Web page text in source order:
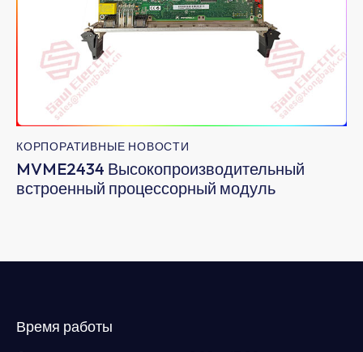
КОРПОРАТИВНЫЕ НОВОСТИ
MVME2434 Высокопроизводительный
встроенный процессорный модуль
Время работы